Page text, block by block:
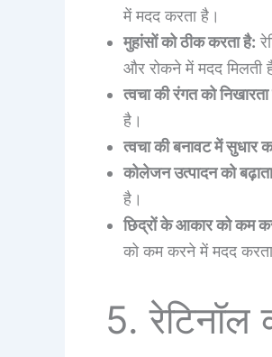
में मदद करता है।
मुहांसों को ठीक करता है:
और रोकने में मदद मिलती
त्वचा की रंगत को
है।
त्वचा की बनावट में सुधार
कोलेजन उत्पादन को
है।
छिद्रों के आकार को कम
को कम करने में मदद
5. रेटिनॉल